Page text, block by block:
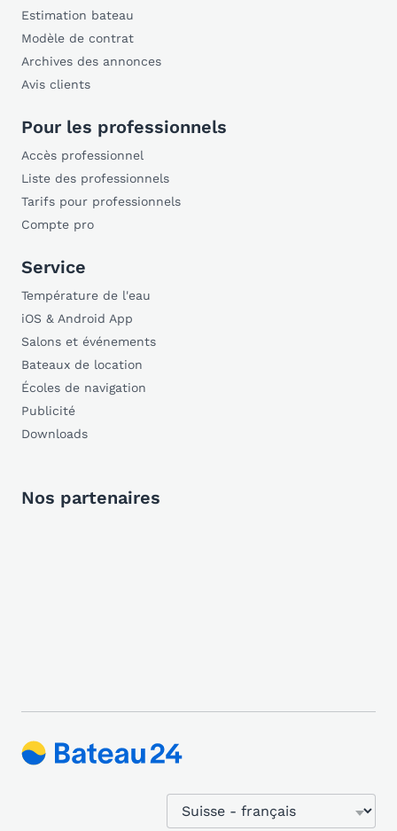
Estimation bateau
Modèle de contrat
Archives des annonces
Avis clients
Pour les professionnels
Accès professionnel
Liste des professionnels
Tarifs pour professionnels
Compte pro
Service
Température de l'eau
iOS & Android App
Salons et événements
Bateaux de location
Écoles de navigation
Publicité
Downloads
Nos partenaires